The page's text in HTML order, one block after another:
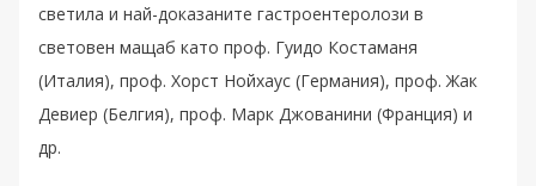
светила и най-доказаните гастроентеролози в
световен мащаб като проф. Гуидо Костаманя
(Италия), проф. Хорст Нойхаус (Германия), проф. Жак
Девиер (Белгия), проф. Марк Джованини (Франция) и
др.